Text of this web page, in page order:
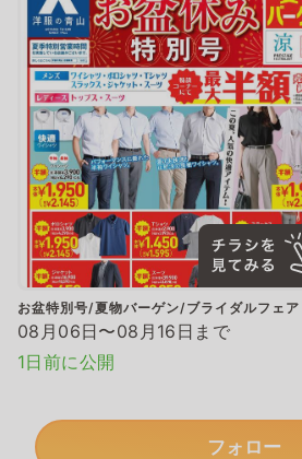
お盆特別号/夏物バーゲン/ブライダルフェア
08月06日〜08月16日まで
1日前に公開
フォロー